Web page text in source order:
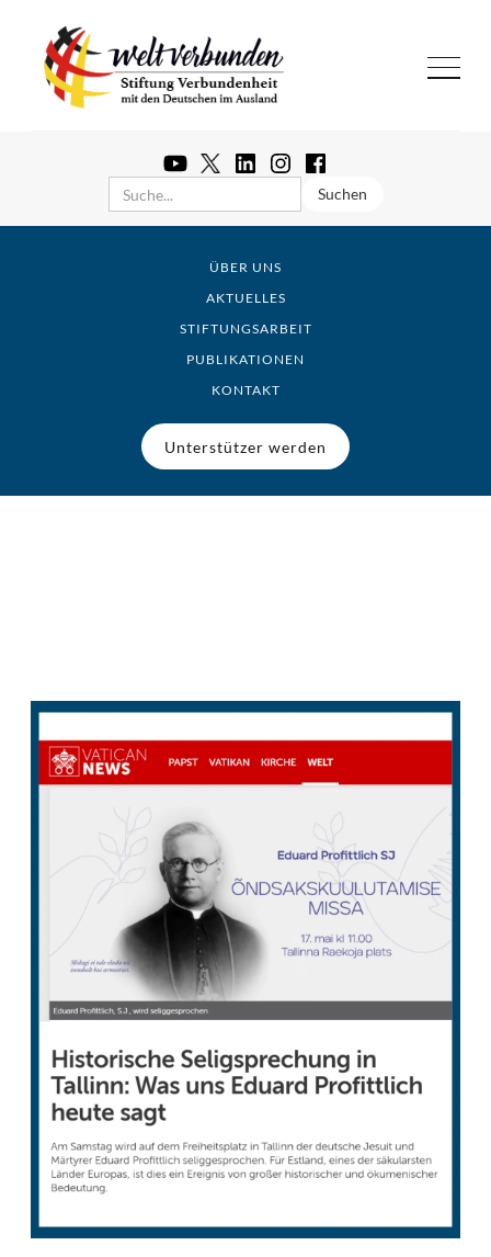
ÜBER UNS
AKTUELLES
STIFTUNGSARBEIT
PUBLIKATIONEN
KONTAKT
Unterstützer werden